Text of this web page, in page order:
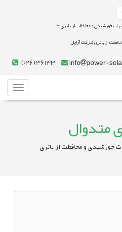
خورشیدی و محافظت از باتری-
از باتری شرکت آراپل
info power-
(026) 36133
خورشیدی و محافظت از باتری